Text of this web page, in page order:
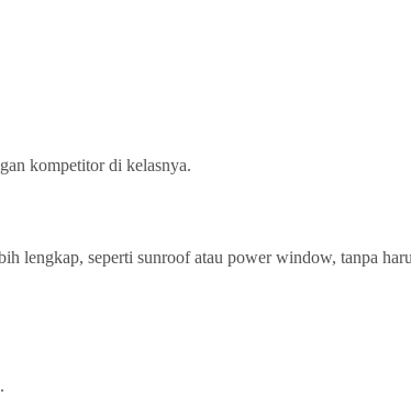
kompetitor di kelasnya.
seperti sunroof atau power window, tanpa